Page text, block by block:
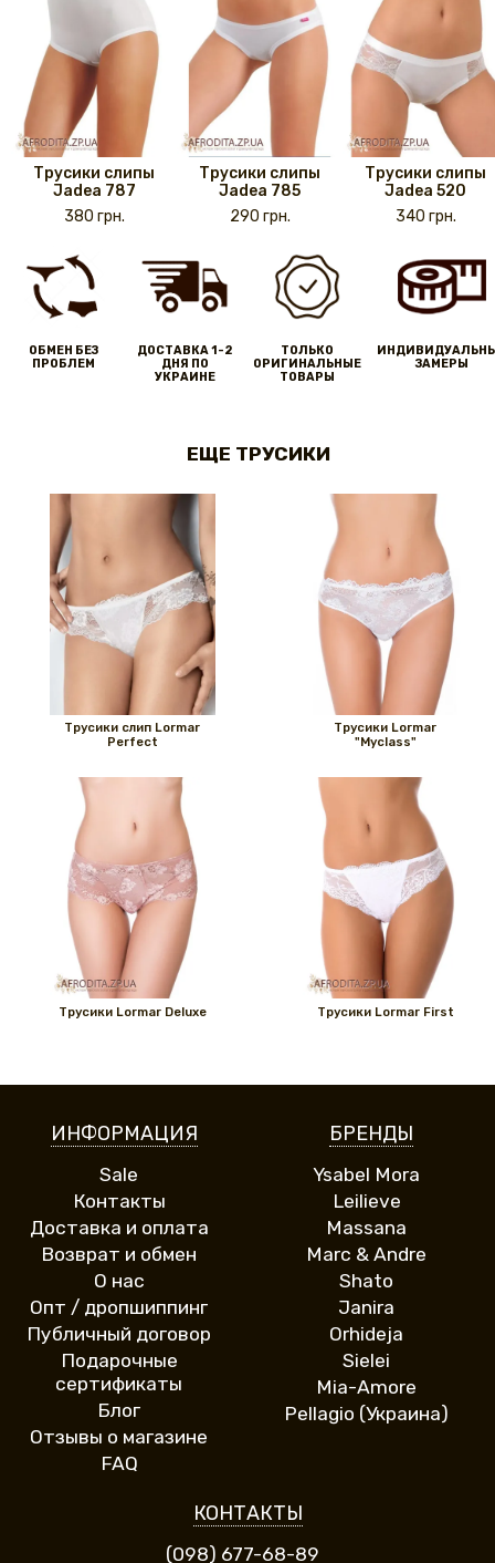
Трусики слипы
Jadea 787
380 грн.
Трусики слипы
Jadea 785
290 грн.
Трусики слипы
Jadea 520
340 грн.
ОБМЕН БЕЗ
ПРОБЛЕМ
ДОСТАВКА 1-2
ДНЯ ПО
УКРАИНЕ
ТОЛЬКО
ОРИГИНАЛЬНЫЕ
ТОВАРЫ
ЗАМЕРЫ
ЕЩЕ ТРУСИКИ
Трусики слип Lormar
Perfect
Трусики Lormar
"Myclass"
Трусики Lormar Deluxe Трусики Lormar First
ИНФОРМАЦИЯ
Sale
Контакты
Доставка и оплата
Возврат и обмен
О нас
Опт / дропшиппинг
Публичный договор
Подарочные
сертификаты
Блог
Отзывы о магазине
FAQ
БРЕНДЫ
Ysabel Mora
Leilieve
Massana
Marc & Andre
Shato
Janira
Orhideja
Sielei
Mia-Amore
Pellagio (Украина)
КОНТАКТЫ
(098) 677-68-89